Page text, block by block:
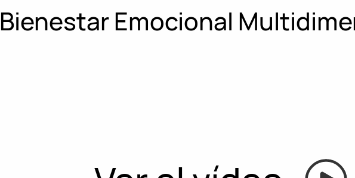
Bienestar Emocional